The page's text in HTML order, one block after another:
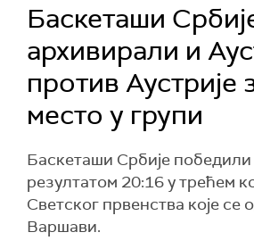
Баскеташи
архивирали и
против Аустрије
место у групи
Баскеташи Србије победили
резултатом 20:16 у трећем
Светског првенства које се
Варшави.